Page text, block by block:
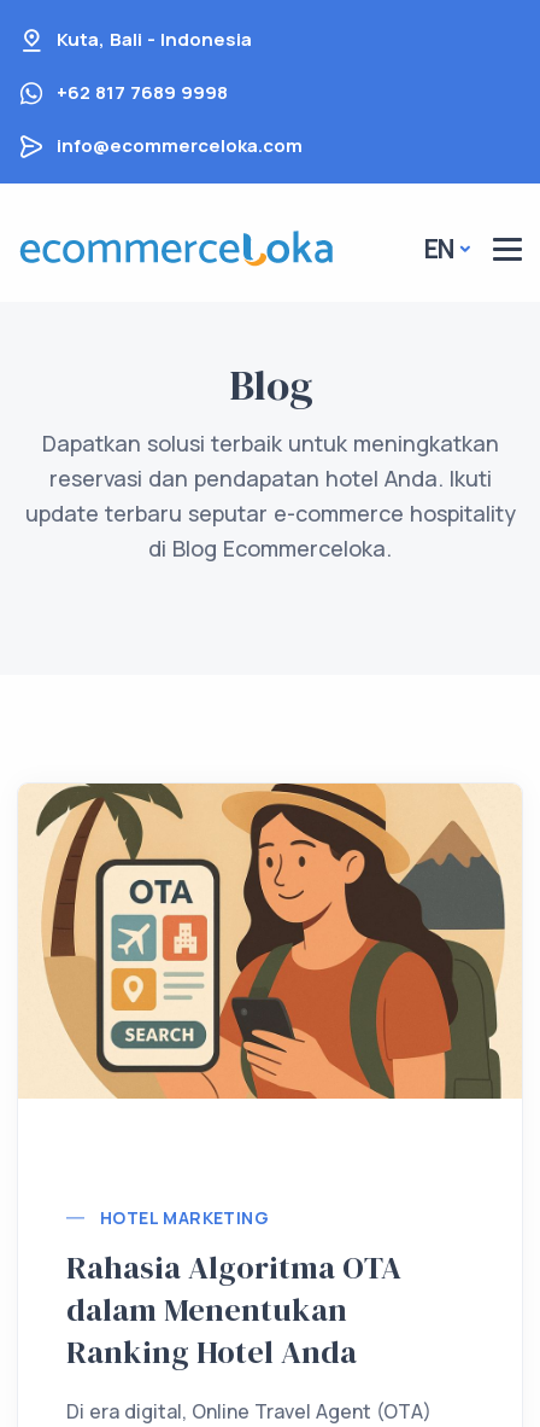
Kuta, Bali - Indonesia
+62 817 7689 9998
info@ecommerceloka.com
EN
Blog
Dapatkan solusi terbaik untuk meningkatkan
reservasi dan pendapatan hotel Anda. Ikuti
update terbaru seputar e-commerce hospitality
di Blog Ecommerceloka.
HOTEL MARKETING
Rahasia Algoritma OTA
dalam Menentukan
Ranking Hotel Anda
Di era digital, Online Travel Agent (OTA)